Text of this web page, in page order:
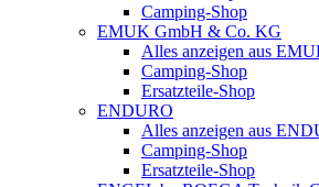
Camping-Shop
EMUK GmbH & Co. KG
Alles anzeigen aus
Camping-Shop
Ersatzteile-Shop
ENDURO
Alles anzeigen aus
Camping-Shop
Ersatzteile-Shop